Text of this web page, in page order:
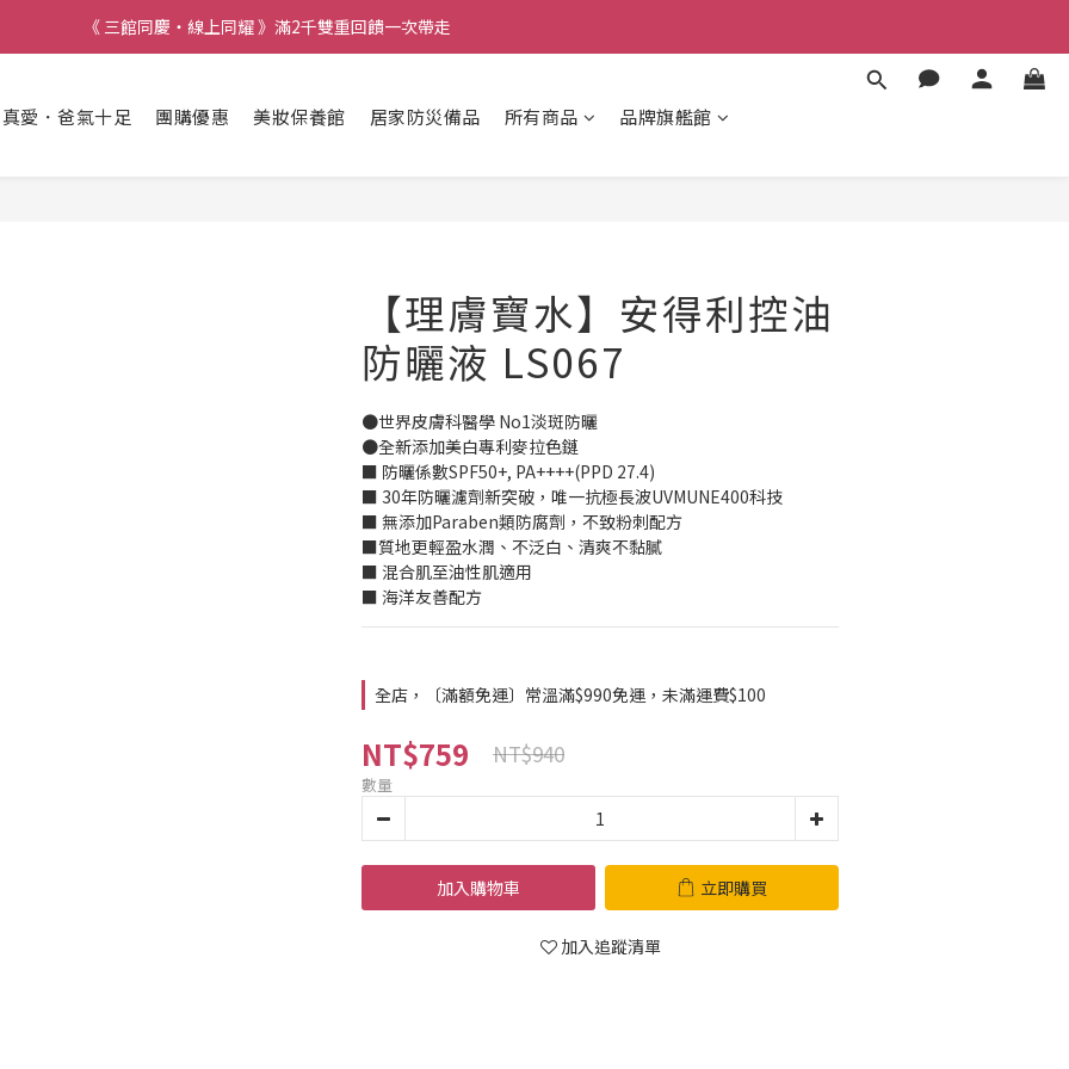
《 三館同慶・線上同耀 》滿2千雙重回饋一次帶走
愛．爸氣十足 團購優惠 美妝保養館 居家防災備品 所有商品 品牌旗艦館
【理膚寶水】安得利控油
防曬液 LS067
●世界皮膚科醫學 No1淡斑防曬
●全新添加美白專利麥拉色鏈
■ 防曬係數SPF50+, PA++++(PPD 27.4)
■ 30年防曬濾劑新突破，唯一抗極長波UVMUNE400科技
■ 無添加Paraben類防腐劑，不致粉刺配方
■質地更輕盈水潤、不泛白、清爽不黏膩
■ 混合肌至油性肌適用
■ 海洋友善配方
全店，〔滿額免運〕常溫滿$990免運，未滿運費$100
NT$759 NT$940
數量
加入購物車 立即購買
加入追蹤清單